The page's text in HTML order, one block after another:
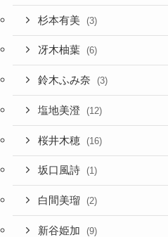
杉本有美 (3)
冴木柚葉 (6)
鈴木ふみ奈 (3)
塩地美澄 (12)
桜井木穂 (16)
坂口風詩 (1)
白間美瑠 (2)
新谷姫加 (9)